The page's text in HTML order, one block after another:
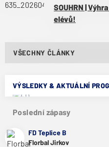
SOUHRN |
elévů!
VŠECHNY ČLÁNKY
VÝSLEDKY & AKTUÁLNÍ
Poslední zápasy
FD Teplice B
Florbal Jirkov